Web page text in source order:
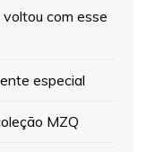
com esse
especial
MZQ